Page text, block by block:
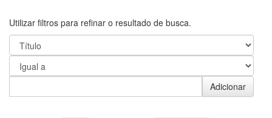
Utilizar filtros para refinar o resultado de busca.